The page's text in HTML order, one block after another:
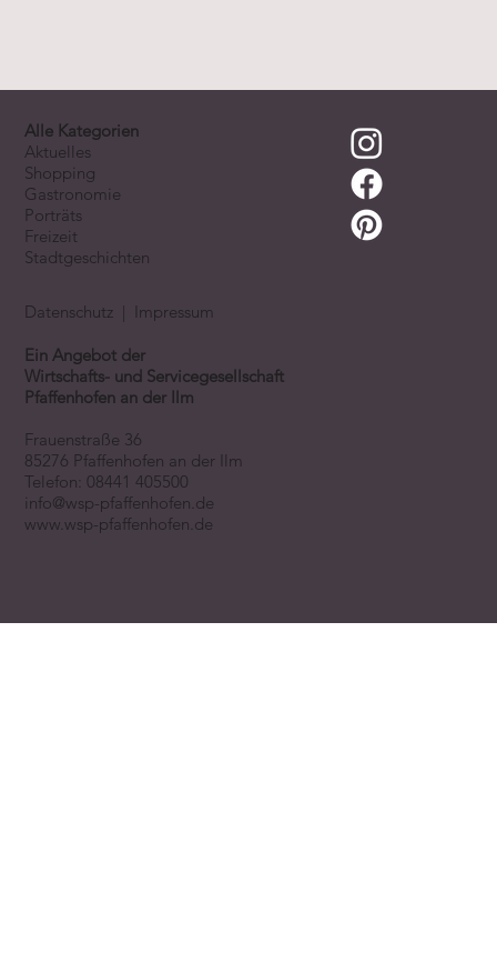
Ein Angebot der
Wirtschafts- und Servicegesellschaft
Pfaffenhofen an der Ilm
Frauenstraße 36
85276 Pfaffenhofen an der Ilm
Telefon:08441 405500
info@wsp-pfaffenhofen.de
www.wsp-pfaffenhofen.de
Alle Kategorien
Aktuelles
Shopping
Gastronomie
Porträts
Freizeit
Stadtgeschichten
Datenschutz | Impressum